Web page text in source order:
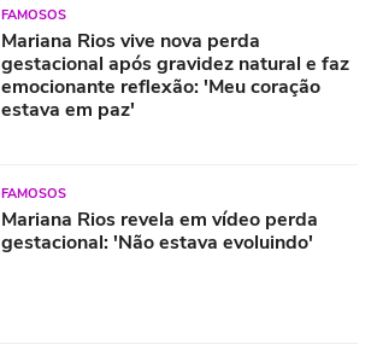
FAMOSOS
Mariana Rios vive nova perda
gestacional após gravidez natural e faz
emocionante reflexão: 'Meu coração
estava em paz'
FAMOSOS
Mariana Rios revela em vídeo perda
gestacional: 'Não estava evoluindo'